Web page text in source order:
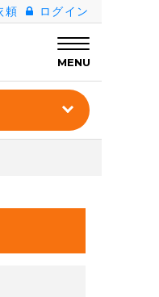
頼 ログイン
MENU